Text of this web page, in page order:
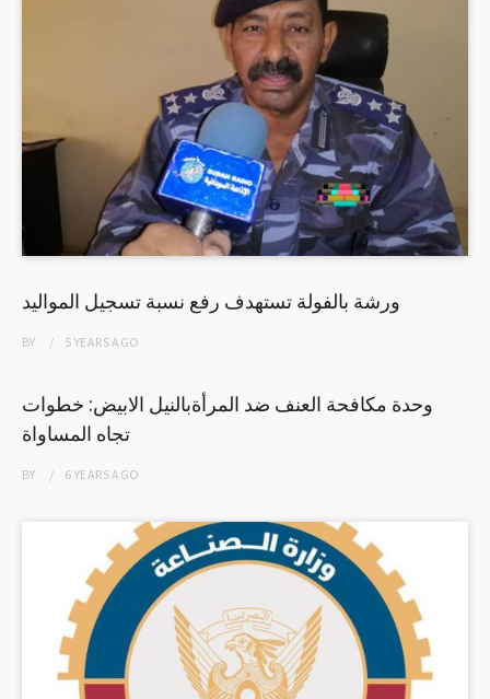
ورشة بالفولة تستهدف رفع نسبة تسجيل المواليد
BY 5 YEARSAGO
وحدة مكافحة العنف ضد المرأةبالنيل الابيض: خطوات
تجاه المساواة
BY 6 YEARSAGO